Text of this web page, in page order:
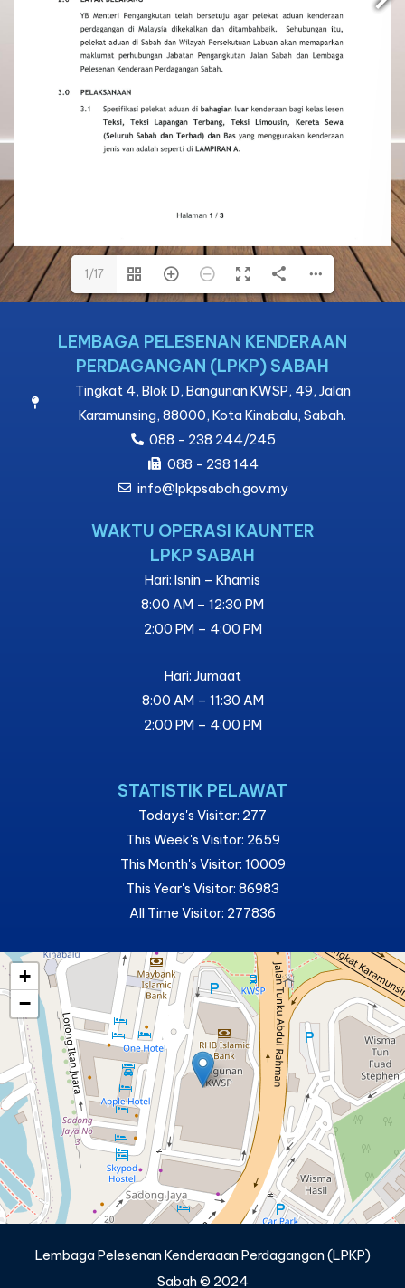
1/17
1/17
LEMBAGA PELESENAN KENDERAAN
PERDAGANGAN (LPKP) SABAH
Tingkat 4, Blok D, Bangunan KWSP, 49, Jalan
Karamunsing, 88000, Kota Kinabalu, Sabah.
088 - 238 244/245
088 - 238 144
info@lpkpsabah.gov.my
WAKTU OPERASI KAUNTER
LPKP SABAH
Hari: Isnin – Khamis
8:00 AM – 12:30 PM
2:00 PM – 4:00 PM
Hari: Jumaat
8:00 AM – 11:30 AM
2:00 PM – 4:00 PM
STATISTIK PELAWAT
Todays's Visitor: 277
This Week's Visitor: 2659
This Month's Visitor: 10009
This Year's Visitor: 86983
All Time Visitor: 277836
+
−
Lembaga Pelesenan Kenderaaan Perdagangan (LPKP)
Sabah © 2024